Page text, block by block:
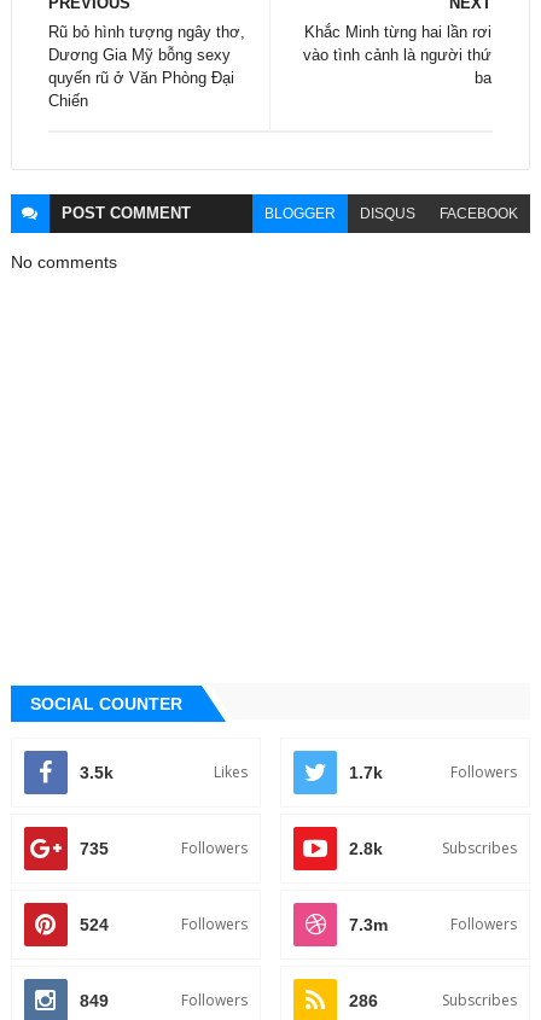
Khắc Minh từng hai lần rơi
vào tình cảnh là người thứ
ba
Rũ bỏ hình tượng ngây thơ,
Dương Gia Mỹ bỗng sexy
quyến rũ ở Văn Phòng Đại
Chiến
POST COMMENT BLOGGER DISQUS FACEBOOK
No comments
SOCIAL COUNTER
3.5k Likes 1.7k Followers
735 Followers 2.8k Subscribes
524 Followers 7.3m Followers
849 Followers 286 Subscribes